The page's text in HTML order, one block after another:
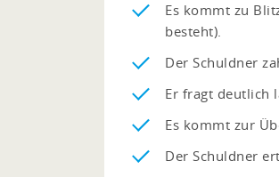
Es kommt zu
besteht).
Der Schuldner
Er fragt deutlich
Es kommt zur
Der Schuldner